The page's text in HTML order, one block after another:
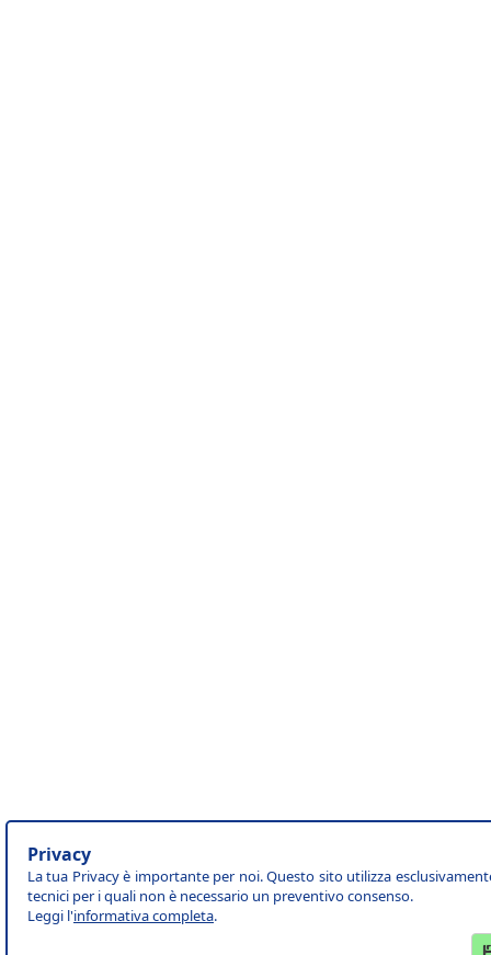
Privacy
La tua Privacy è importante per noi. Questo sito utilizza
tecnici per i quali non è necessario un preventivo consenso.
Leggi l'informativa completa.